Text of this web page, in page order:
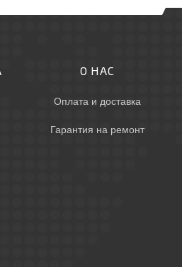
О НАС
Оплата и доставка
Гарантия на ремонт